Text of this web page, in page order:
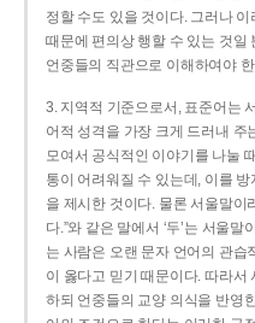
정할 수도 있을 것이다. 그러나 이
때문에 편의상 행할 수 있는 것일
언중들의 직관으로 이해하여야
3. 지역적 기준으로서, 표준어는
어적 성격을 가장 크게 드러내 주
모여서 공식적인 이야기를 나눌
통이 어려워질 수 있는데, 이를
을 제시한 것이다. 물론 서울말이
다.”와 같은 말에서 ‘두’는 서울
는 사람은 오랜 문자 언어의 관습
이 옳다고 믿기 때문이다. 따라서
하되 언중들의 교양 의식을 반영